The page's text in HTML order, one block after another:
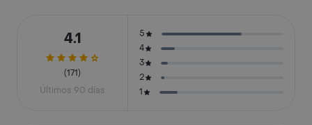
4.1
(171)
Últimos 90 días
5
4
3
2
1